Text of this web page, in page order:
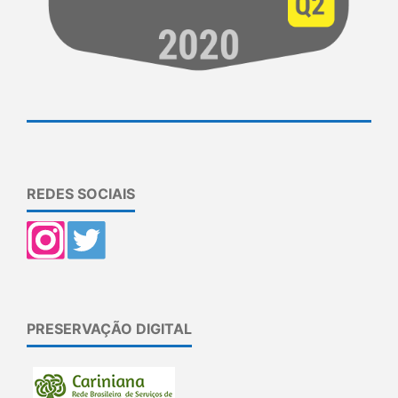
REDES SOCIAIS
PRESERVAÇÃO DIGITAL